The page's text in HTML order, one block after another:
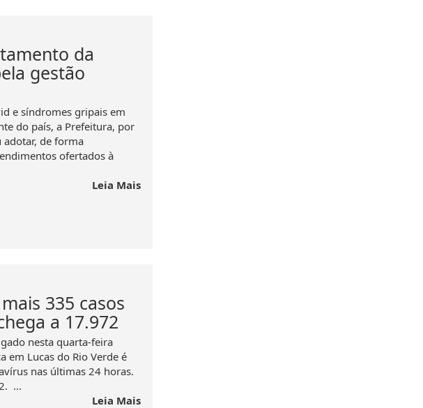
da
gestão
e síndromes gripais em
do país, a Prefeitura, por
adotar, de forma
ofertados à
Leia Mais
335 casos
a 17.972
nesta quarta-feira
em Lucas do Rio Verde é
nas últimas 24 horas.
...
Leia Mais